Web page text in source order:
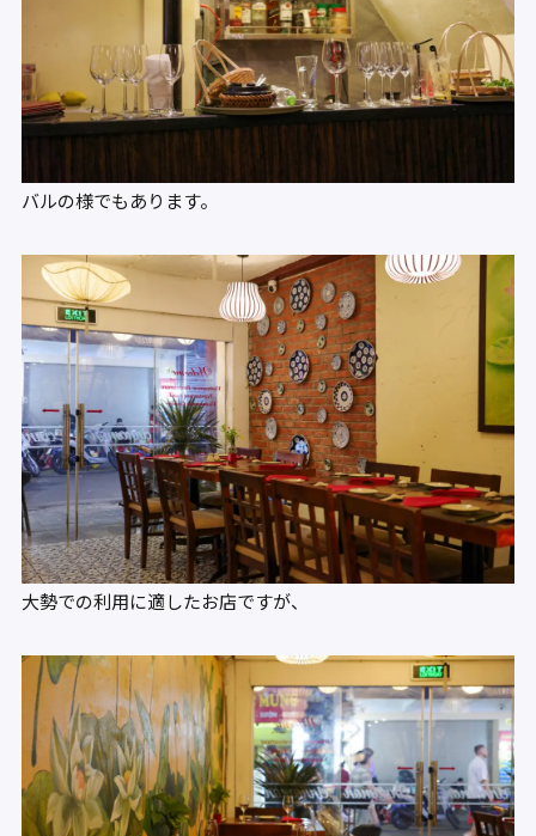
バルの様でもあります。
大勢での利用に適したお店ですが、